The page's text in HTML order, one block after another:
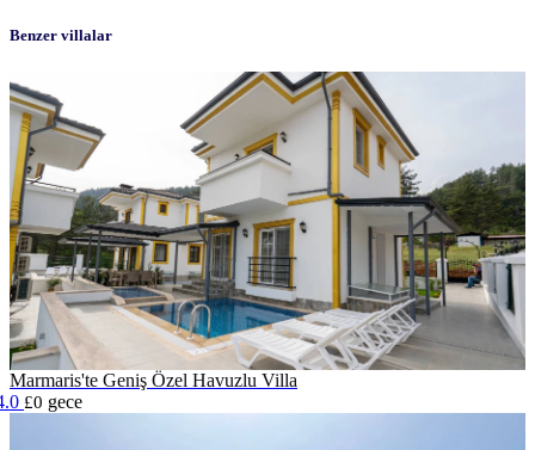
Benzer villalar
Marmaris'te Geniş Özel Havuzlu Villa
£0 gece